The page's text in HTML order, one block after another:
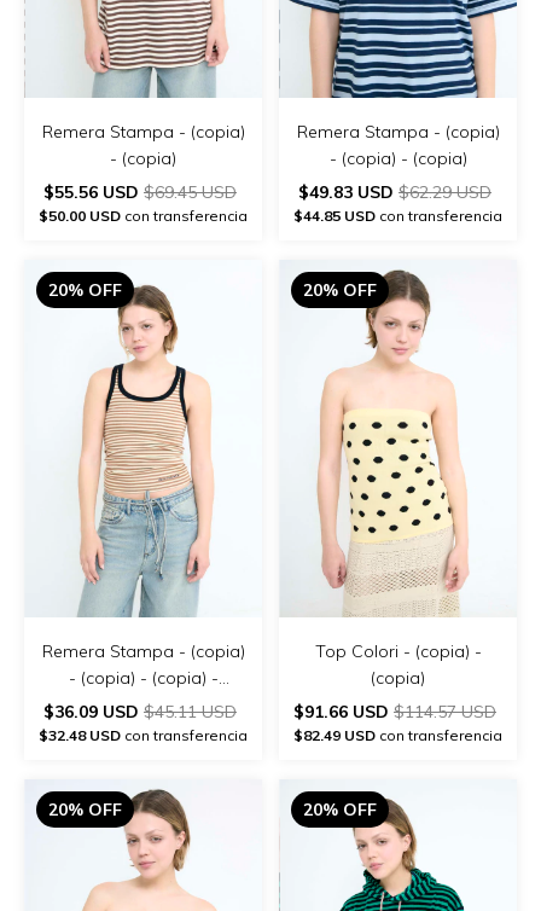
Remera Stampa - (copia)
- (copia)
$55.56 USD $69.45 USD
$50.00 USD con transferencia
Remera Stampa - (copia)
- (copia) - (copia)
$49.83 USD $62.29 USD
$44.85 USD con transferencia
20% OFF
Remera Stampa - (copia)
- (copia) - (copia) -
(copia)
$36.09 USD $45.11 USD
$32.48 USD con transferencia
20% OFF
Top Colori - (copia) -
(copia)
$91.66 USD $114.57 USD
$82.49 USD con transferencia
20% OFF 20% OFF